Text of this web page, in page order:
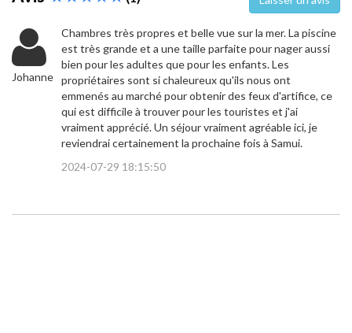
Johanne
Chambres très propres et belle vue sur la mer. La piscine
est très grande et a une taille parfaite pour nager aussi
bien pour les adultes que pour les enfants. Les
propriétaires sont si chaleureux qu'ils nous ont
emmenés au marché pour obtenir des feux d'artifice, ce
qui est difficile à trouver pour les touristes et j'ai
vraiment apprécié. Un séjour vraiment agréable ici, je
reviendrai certainement la prochaine fois à Samui.
2024-07-29 18:15:50